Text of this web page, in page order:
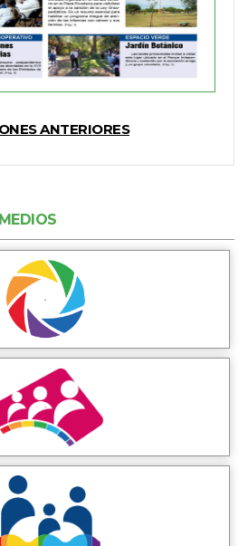
ANTERIORES